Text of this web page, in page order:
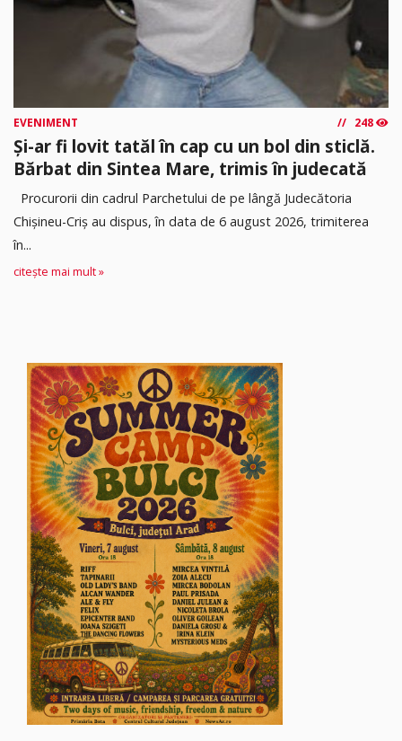
EVENIMENT 248
Și-ar fi lovit tatăl în cap cu un bol din sticlă.
Bărbat din Sintea Mare, trimis în judecată
Procurorii din cadrul Parchetului de pe lângă Judecătoria
Chișineu-Criș au dispus, în data de 6 august 2026, trimiterea
în...
citește mai mult »